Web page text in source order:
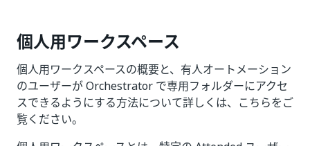
個人用ワークスペース
個人用ワークスペースの概要と、有人オートメーション
のユーザーが Orchestrator で専用フォルダーにアクセ
スできるようにする方法について詳しくは、こちらをご
覧ください。